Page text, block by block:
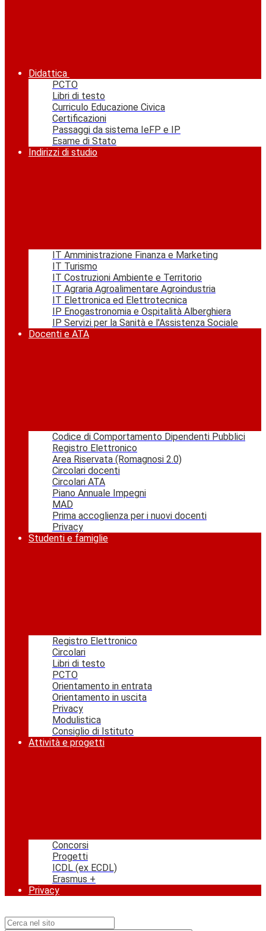
Didattica
PCTO
Libri di testo
Curriculo Educazione Civica
Certificazioni
Passaggi da sistema IeFP e IP
Esame di Stato
Indirizzi di studio
IT Amministrazione Finanza e Marketing
IT Turismo
IT Costruzioni Ambiente e Territorio
IT Agraria Agroalimentare Agroindustria
IT Elettronica ed Elettrotecnica
IP Enogastronomia e Ospitalità Alberghiera
IP Servizi per la Sanità e l'Assistenza Sociale
Docenti e ATA
Codice di Comportamento Dipendenti Pubblici
Registro Elettronico
Area Riservata (Romagnosi 2.0)
Circolari docenti
Circolari ATA
Piano Annuale Impegni
MAD
Prima accoglienza per i nuovi docenti
Privacy
Studenti e famiglie
Registro Elettronico
Circolari
Libri di testo
PCTO
Orientamento in entrata
Orientamento in uscita
Privacy
Modulistica
Consiglio di Istituto
Attività e progetti
Concorsi
Progetti
ICDL (ex ECDL)
Erasmus +
Privacy